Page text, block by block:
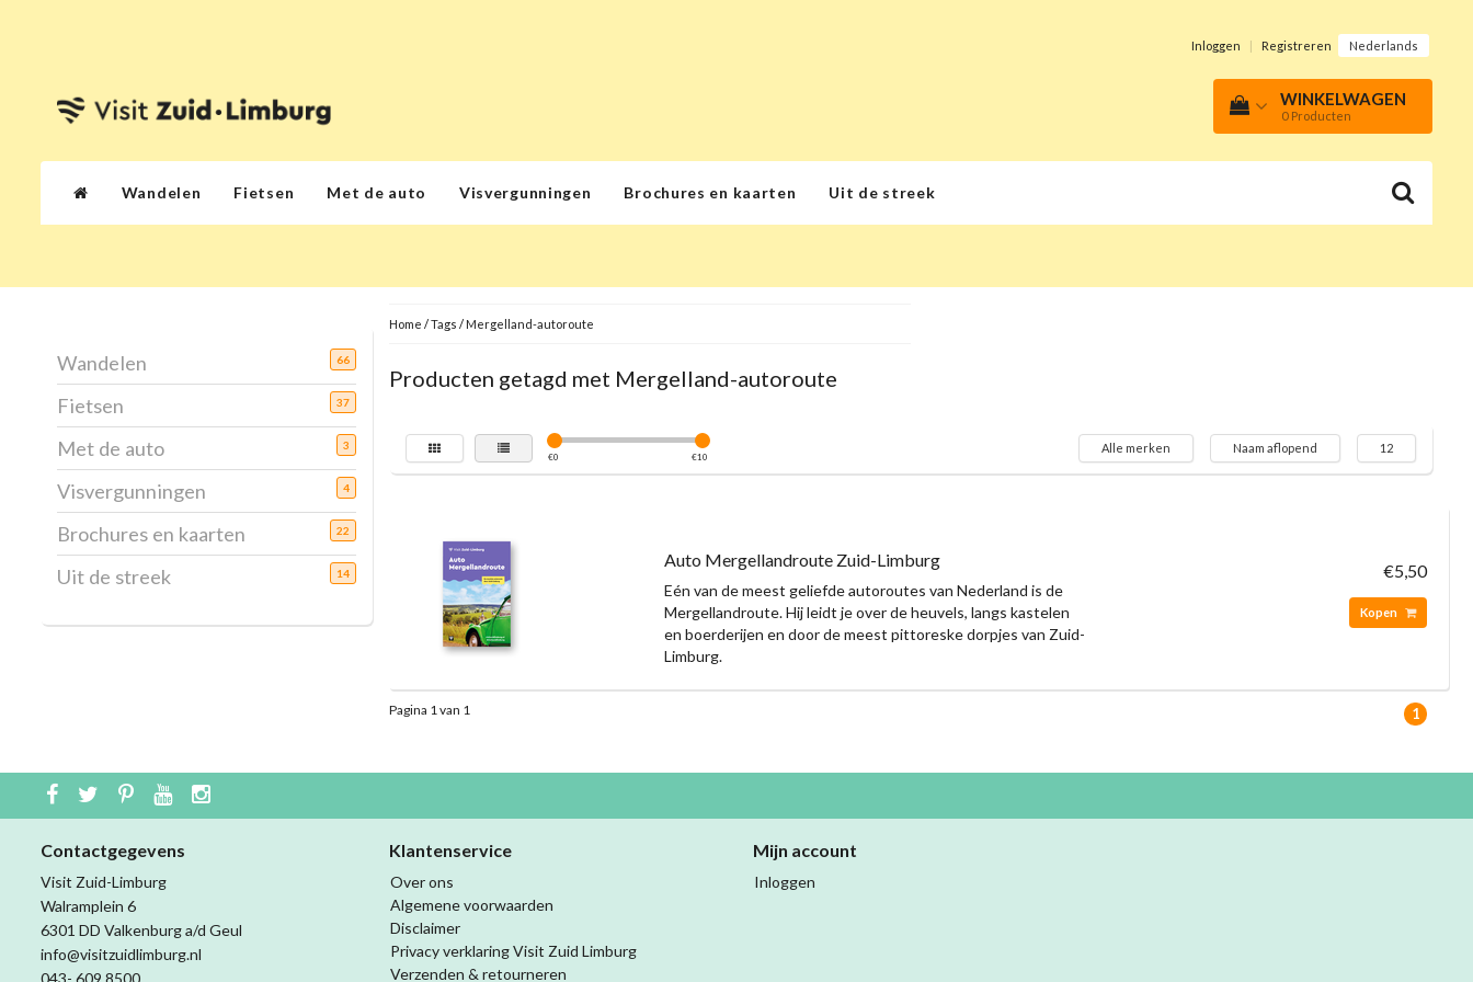
Inloggen | Registreren Nederlands
WINKELWAGEN
0 Producten
Wandelen Fietsen Met de auto Visvergunningen Brochures en kaarten Uit de streek
Wandelen 66
Fietsen 37
Met de auto 3
Visvergunningen 4
Brochures en kaarten 22
Uit de streek 14
Home /Tags / Mergelland-autoroute
Producten getagd met Mergelland-autoroute
€0 €10
Alle merken Naam aflopend 12
Auto Mergellandroute Zuid-Limburg
Eén van de meest geliefde autoroutes van Nederland is de
Mergellandroute. Hij leidt je over de heuvels, langs kastelen
en boerderijen en door de meest pittoreske dorpjes van Zuid-
Limburg.
€5,50
Kopen
Pagina 1 van 1 1
Contactgegevens
Visit Zuid-Limburg
Walramplein 6
6301 DD Valkenburg a/d Geul
info@visitzuidlimburg.nl
Klantenservice
Over ons
Algemene voorwaarden
Disclaimer
Privacy verklaring Visit Zuid Limburg
Verzenden & retourneren
Mijn account
Inloggen